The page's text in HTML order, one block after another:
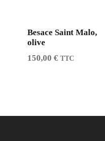
e
b
a
Besace Saint Malo,
olive
150,00 € TTC